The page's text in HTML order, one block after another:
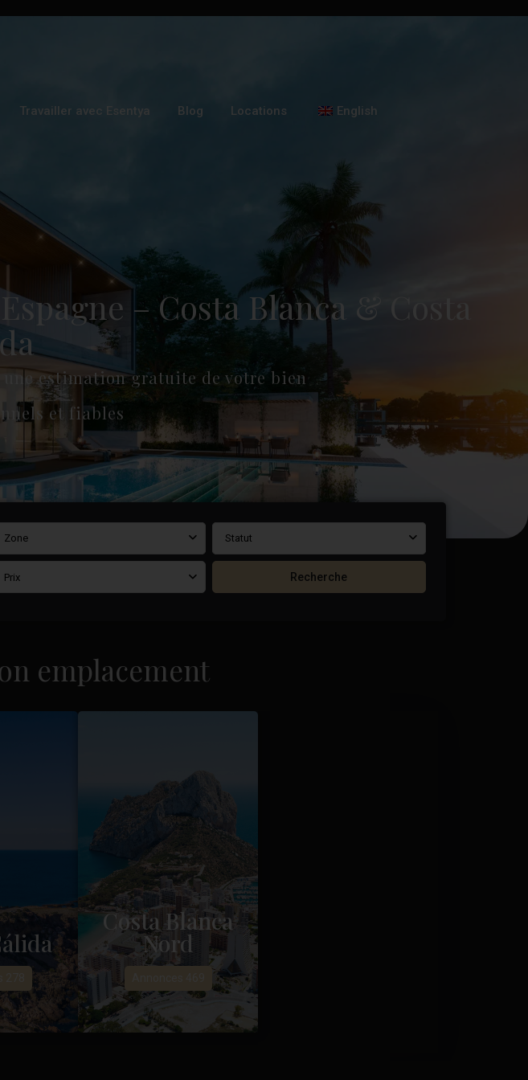
Travailler avec Esentya Blog Locations English
– Costa Blanca & Costa
une estimation gratuite de votre bien
et fiables
Zone Statut
Prix Recherche
emplacement
Costa Blanca
Nord